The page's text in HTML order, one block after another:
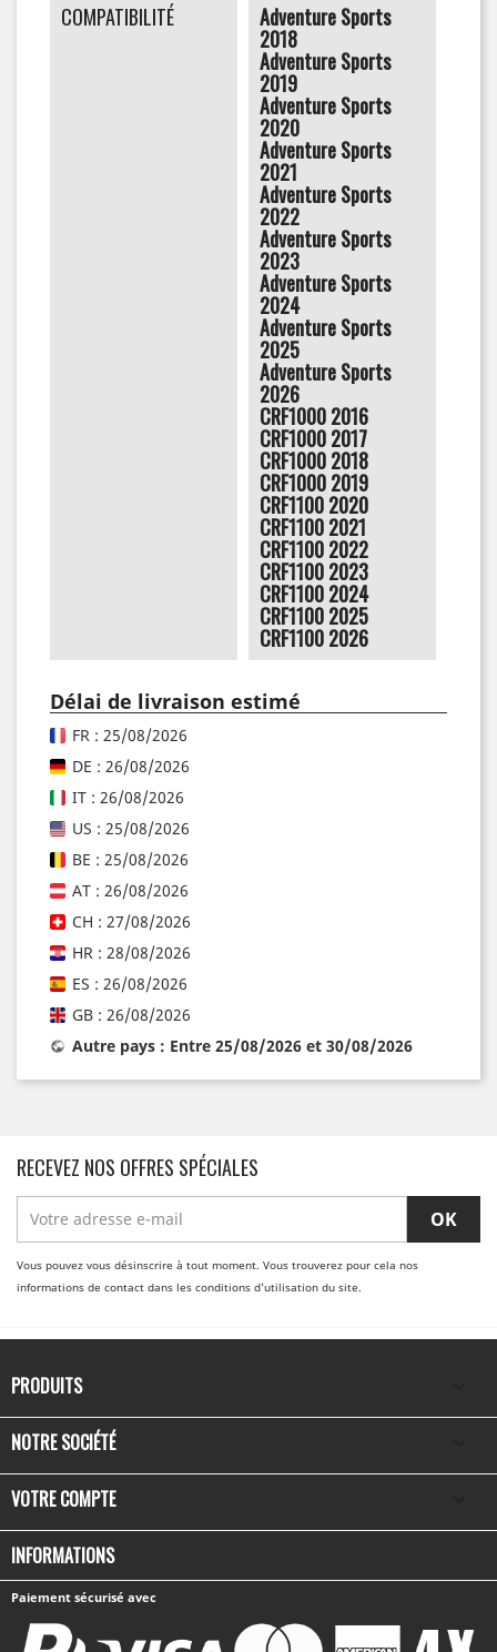
COMPATIBILITÉ Adventure Sports
2018
Adventure Sports
2019
Adventure Sports
2020
Adventure Sports
2021
Adventure Sports
2022
Adventure Sports
2023
Adventure Sports
2024
Adventure Sports
2025
Adventure Sports
2026
CRF1000 2016
CRF1000 2017
CRF1000 2018
CRF1000 2019
CRF1100 2020
CRF1100 2021
CRF1100 2022
CRF1100 2023
CRF1100 2024
CRF1100 2025
CRF1100 2026
Délai de livraison estimé
FR : 25/08/2026
DE : 26/08/2026
IT : 26/08/2026
US : 25/08/2026
BE : 25/08/2026
AT : 26/08/2026
CH : 27/08/2026
HR : 28/08/2026
ES : 26/08/2026
GB : 26/08/2026
Autre pays : Entre 25/08/2026 et 30/08/2026
RECEVEZ NOS OFFRES SPÉCIALES
Vous pouvez vous désinscrire à tout moment. Vous trouverez pour cela nos
informations de contact dans les conditions d'utilisation du site.
PRODUITS
NOTRE SOCIÉTÉ
VOTRE COMPTE
INFORMATIONS
Paiement sécurisé avec